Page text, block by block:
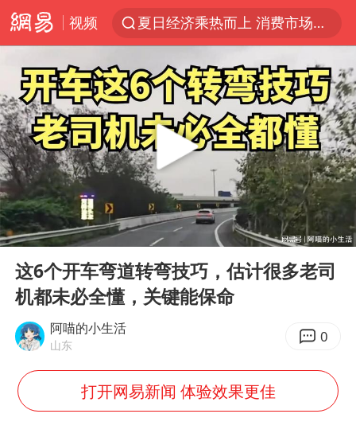
视频
夏日经济乘热而上 消费市场向新而行
江西警方通报：一男子酒驾致7人受伤
陈丽君提名百花奖最佳新人奖
以拒绝“和平委员会”的加沙和平计划
王传君 《披荆斩棘》
独闯南太行的失联女生最后轨迹已确认
于东来回应胖东来近25年老店年底关闭
肖国栋晋级 特鲁姆普爆冷出局
BLG经理辟谣Bin离队
香港刷新1884年以来最高气温纪录
上海全力守护市民“菜篮子”
Play
00:00 02:52
这6个开车弯道转弯技巧，估计很多老司
机都未必全懂，关键能保命
阿喵的小生活
山东 0
打开网易新闻 体验效果更佳